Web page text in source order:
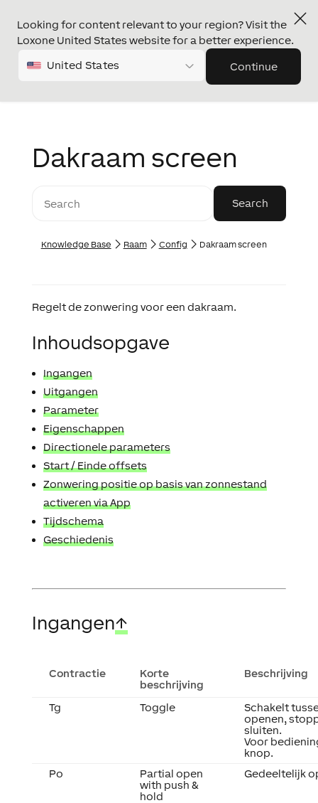
Looking for content relevant to your region? Visit the
Loxone United States website for a better experience.
United States Continue
Dakraam screen
Knowledge Base Raam Config Dakraam screen
Regelt de zonwering voor een dakraam.
Inhoudsopgave
Ingangen
Uitgangen
Parameter
Eigenschappen
Directionele parameters
Start / Einde offsets
Zonwering positie op basis van zonnestand
activeren via App
Tijdschema
Geschiedenis
Ingangen↑
Contractie
Korte
beschrijving
Beschrijving
Tg Toggle
Schakelt
openen,
sluiten.
Voor
knop.
Po
Partial open
with push &
hold
Gedeeltelijk